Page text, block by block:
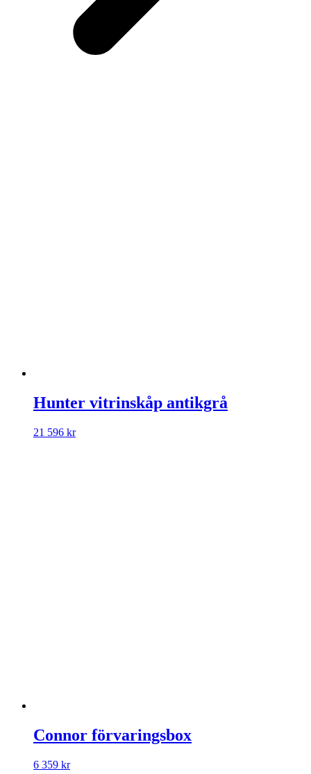
Hunter vitrinskåp antikgrå
21 596 kr
Connor förvaringsbox
6 359 kr